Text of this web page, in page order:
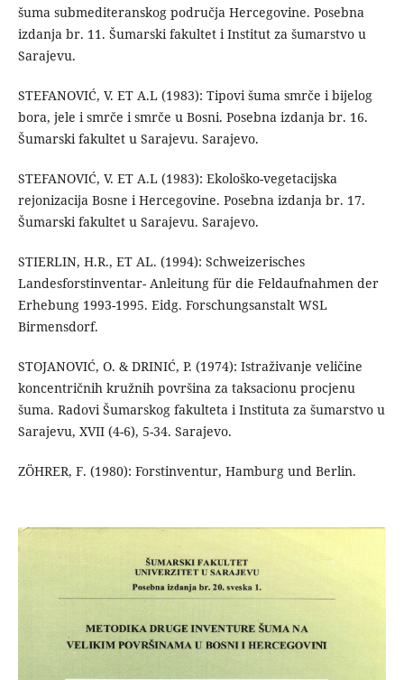
šuma submediteranskog područja Hercegovine. Posebna
izdanja br. 11. Šumarski fakultet i Institut za šumarstvo u
Sarajevu.
STEFANOVIĆ, V. ET A.L (1983): Tipovi šuma smrče i bijelog
bora, jele i smrče i smrče u Bosni. Posebna izdanja br. 16.
Šumarski fakultet u Sarajevu. Sarajevo.
STEFANOVIĆ, V. ET A.L (1983): Ekološko-vegetacijska
rejonizacija Bosne i Hercegovine. Posebna izdanja br. 17.
Šumarski fakultet u Sarajevu. Sarajevo.
STIERLIN, H.R., ET AL. (1994): Schweizerisches
Landesforstinventar- Anleitung für die Feldaufnahmen der
Erhebung 1993-1995. Eidg. Forschungsanstalt WSL
Birmensdorf.
STOJANOVIĆ, O. & DRINIĆ, P. (1974): Istraživanje veličine
koncentričnih kružnih površina za taksacionu procjenu
šuma. Radovi Šumarskog fakulteta i Instituta za šumarstvo u
Sarajevu, XVII (4-6), 5-34. Sarajevo.
ZÖHRER, F. (1980): Forstinventur, Hamburg und Berlin.